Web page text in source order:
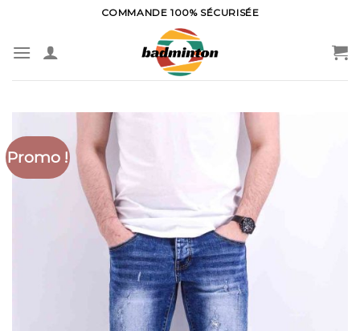
content
COMMANDE 100% SÉCURISÉE
Promo !